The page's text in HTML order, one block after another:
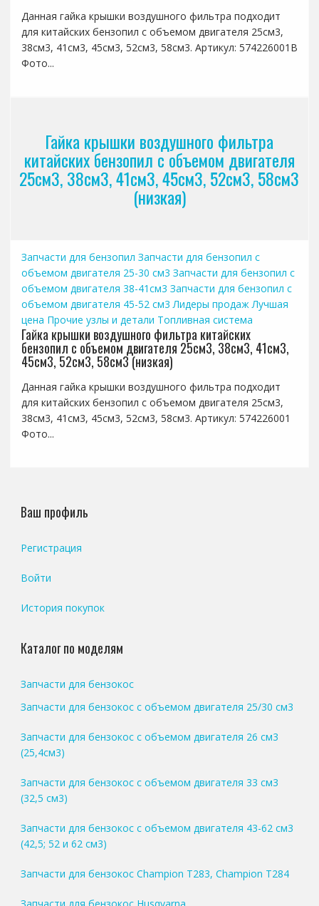
Данная гайка крышки воздушного фильтра подходит
для китайских бензопил с объемом двигателя 25см3,
38см3, 41см3, 45см3, 52см3, 58см3. Артикул: 574226001B
Фото...
Гайка крышки воздушного фильтра
китайских бензопил с объемом двигателя
25см3, 38см3, 41см3, 45см3, 52см3, 58см3
(низкая)
Запчасти для бензопил Запчасти для бензопил с
объемом двигателя 25-30 см3 Запчасти для бензопил с
объемом двигателя 38-41см3 Запчасти для бензопил с
объемом двигателя 45-52 см3 Лидеры продаж Лучшая
цена Прочие узлы и детали Топливная система
Гайка крышки воздушного фильтра китайских
бензопил с объемом двигателя 25см3, 38см3, 41см3,
45см3, 52см3, 58см3 (низкая)
Данная гайка крышки воздушного фильтра подходит
для китайских бензопил с объемом двигателя 25см3,
38см3, 41см3, 45см3, 52см3, 58см3. Артикул: 574226001
Фото...
Ваш профиль
Регистрация
Войти
История покупок
Каталог по моделям
Запчасти для бензокос
Запчасти для бензокос с объемом двигателя 25/30 см3
Запчасти для бензокос с объемом двигателя 26 см3
(25,4см3)
Запчасти для бензокос с объемом двигателя 33 см3
(32,5 см3)
Запчасти для бензокос с объемом двигателя 43-62 см3
(42,5; 52 и 62 см3)
Запчасти для бензокос Champion T283, Champion T284